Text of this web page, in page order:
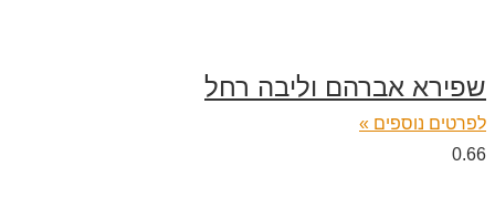
שפירא אברהם וליבה רחל
לפרטים נוספים »